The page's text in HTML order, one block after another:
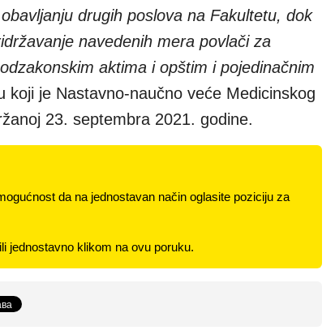
drugih poslova na Fakultetu, dok
navedenih mera povlači za
aktima i opštim i pojedinačnim
koji je Nastavno-naučno veće Medicinskog
23. septembra 2021. godine.
da na jednostavan način oglasite poziciju za
jednostavno klikom na ovu poruku.